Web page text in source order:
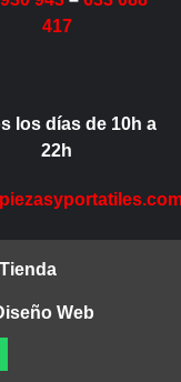
417
los días de 10h a
22h
Tienda
Web